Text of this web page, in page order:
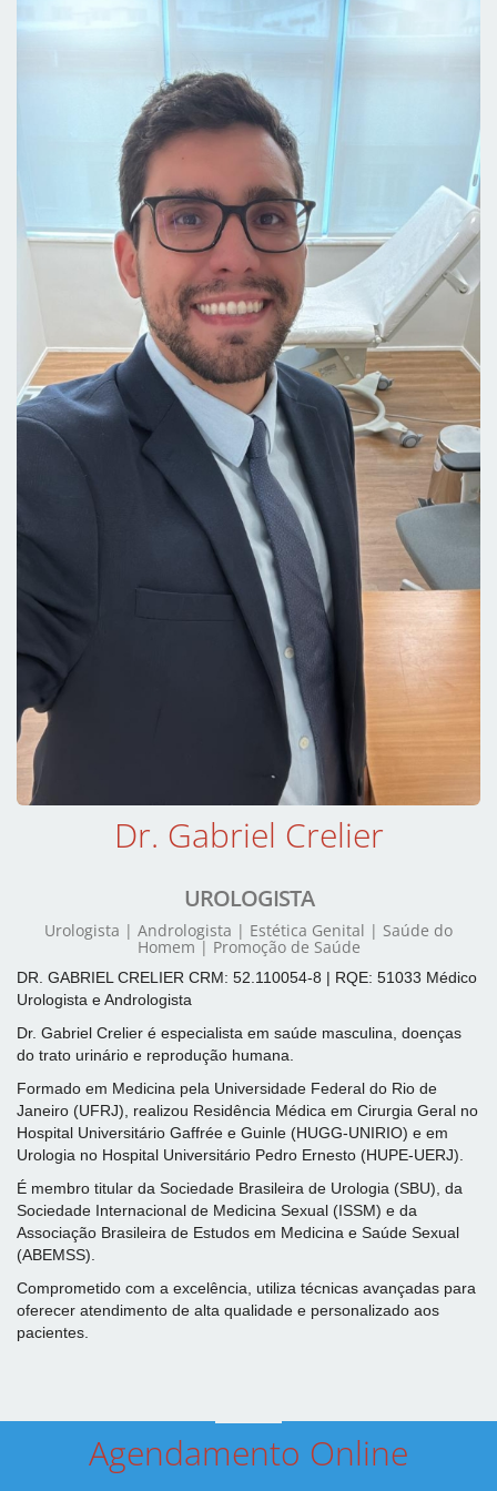
Dr. Gabriel Crelier
UROLOGISTA
Urologista | Andrologista | Estética Genital | Saúde do
Homem | Promoção de Saúde
DR. GABRIEL CRELIER CRM: 52.110054-8 | RQE: 51033 Médico
Urologista e Andrologista
Dr. Gabriel Crelier é especialista em saúde masculina, doenças
do trato urinário e reprodução humana.
Formado em Medicina pela Universidade Federal do Rio de
Janeiro (UFRJ), realizou Residência Médica em Cirurgia Geral no
Hospital Universitário Gaffrée e Guinle (HUGG-UNIRIO) e em
Urologia no Hospital Universitário Pedro Ernesto (HUPE-UERJ).
É membro titular da Sociedade Brasileira de Urologia (SBU), da
Sociedade Internacional de Medicina Sexual (ISSM) e da
Associação Brasileira de Estudos em Medicina e Saúde Sexual
(ABEMSS).
Comprometido com a excelência, utiliza técnicas avançadas para
oferecer atendimento de alta qualidade e personalizado aos
pacientes.
Agendamento Online